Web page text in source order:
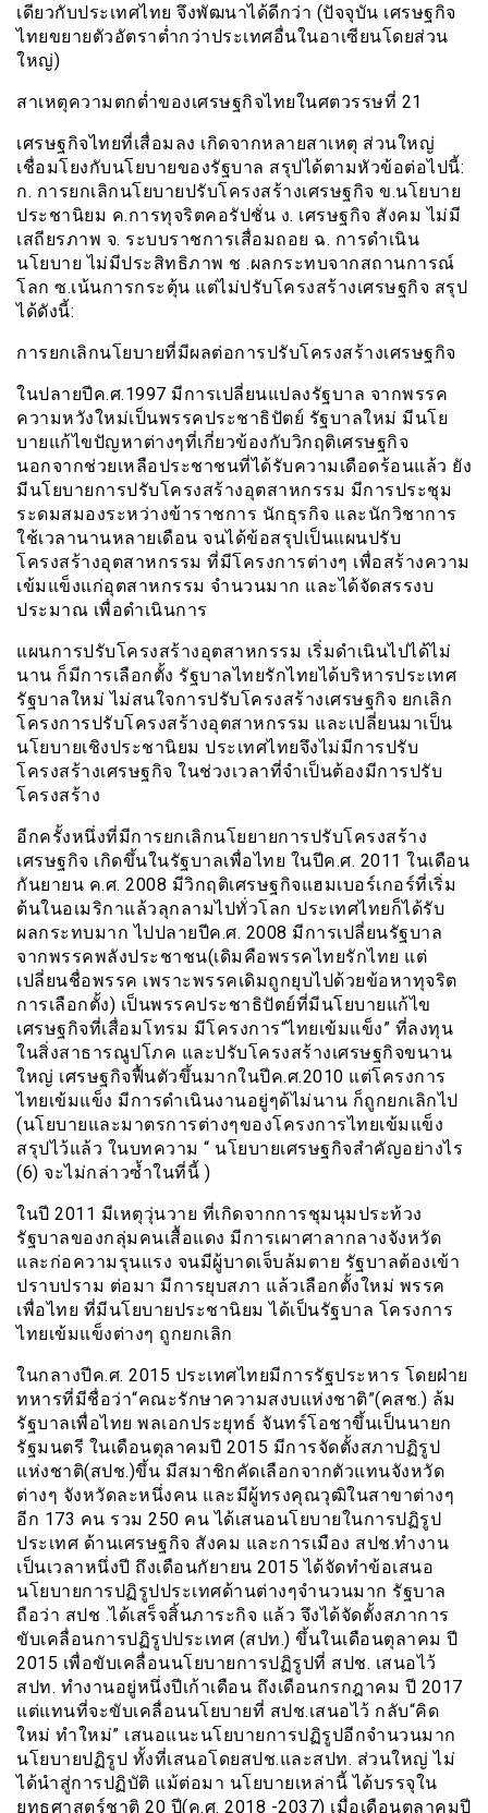
เดียวกับประเทศไทย จึงพัฒนาได้ดีกว่า (ปัจจุบัน เศรษฐกิจ
ไทยขยายตัวอัตราต่ำกว่าประเทศอื่นในอาเซียนโดยส่วน
ใหญ่)
สาเหตุความตกต่ำของเศรษฐกิจไทยในศตวรรษที่ 21
เศรษฐกิจไทยที่เสื่อมลง เกิดจากหลายสาเหตุ ส่วนใหญ่
เชื่อมโยงกับนโยบายของรัฐบาล สรุปได้ตามหัวข้อต่อไปนี้:
ก. การยกเลิกนโยบายปรับโครงสร้างเศรษฐกิจ ข.นโยบาย
ประชานิยม ค.การทุจริตคอรัปชั่น ง. เศรษฐกิจ สังคม ไม่มี
เสถียรภาพ จ. ระบบราชการเสื่อมถอย ฉ. การดำเนิน
นโยบาย ไม่มีประสิทธิภาพ ช .ผลกระทบจากสถานการณ์
โลก ซ.เน้นการกระตุ้น แต่ไม่ปรับโครงสร้างเศรษฐกิจ สรุป
ได้ดังนี้:
การยกเลิกนโยบายที่มีผลต่อการปรับโครงสร้างเศรษฐกิจ
ในปลายปีค.ศ.1997 มีการเปลี่ยนแปลงรัฐบาล จากพรรค
ความหวังใหม่เป็นพรรคประชาธิปัตย์ รัฐบาลใหม่ มีนโย
บายแก้ไขปัญหาต่างๆที่เกี่ยวข้องกับวิกฤติเศรษฐกิจ
นอกจากช่วยเหลือประชาชนที่ได้รับความเดือดร้อนแล้ว ยัง
มีนโยบายการปรับโครงสร้างอุตสาหกรรม มีการประชุม
ระดมสมองระหว่างข้าราชการ นักธุรกิจ และนักวิชาการ
ใช้เวลานานหลายเดือน จนได้ข้อสรุปเป็นแผนปรับ
โครงสร้างอุตสาหกรรม ที่มีโครงการต่างๆ เพื่อสร้างความ
เข้มแข็งแก่อุตสาหกรรม จำนวนมาก และได้จัดสรรงบ
ประมาณ เพื่อดำเนินการ
แผนการปรับโครงสร้างอุตสาหกรรม เริ่มดำเนินไปได้ไม่
นาน ก็มีการเลือกตั้ง รัฐบาลไทยรักไทยได้บริหารประเทศ
รัฐบาลใหม่ ไม่สนใจการปรับโครงสร้างเศรษฐกิจ ยกเลิก
โครงการปรับโครงสร้างอุตสาหกรรม และเปลี่ยนมาเป็น
นโยบายเชิงประชานิยม ประเทศไทยจึงไม่มีการปรับ
โครงสร้างเศรษฐกิจ ในช่วงเวลาที่จำเป็นต้องมีการปรับ
โครงสร้าง
อีกครั้งหนึ่งที่มีการยกเลิกนโยยายการปรับโครงสร้าง
เศรษฐกิจ เกิดขึ้นในรัฐบาลเพื่อไทย ในปีค.ศ. 2011 ในเดือน
กันยายน ค.ศ. 2008 มีวิกฤติเศรษฐกิจแฮมเบอร์เกอร์ที่เริ่ม
ต้นในอเมริกาแล้วลุกลามไปทั่วโลก ประเทศไทยก็ได้รับ
ผลกระทบมาก ไปปลายปีค.ศ. 2008 มีการเปลี่ยนรัฐบาล
จากพรรคพลังประชาชน(เดิมคือพรรคไทยรักไทย แต่
เปลี่ยนชื่อพรรค เพราะพรรคเดิมถูกยุบไปด้วยข้อหาทุจริต
การเลือกตั้ง) เป็นพรรคประชาธิปัตย์ที่มีนโยบายแก้ไข
เศรษฐกิจที่เสื่อมโทรม มีโครงการ“ไทยเข้มแข็ง” ที่ลงทุน
ในสิ่งสาธารณูปโภค และปรับโครงสร้างเศรษฐกิจขนาน
ใหญ่ เศรษฐกิจฟื้นตัวขึ้นมากในปีค.ศ.2010 แต่โครงการ
ไทยเข้มแข็ง มีการดำเนินงานอยู่ๆด้ไม่นาน ก็ถูกยกเลิกไป
(นโยบายและมาตรการต่างๆของโครงการไทยเข้มแข็ง
สรุปไว้แล้ว ในบทความ “ นโยบายเศรษฐกิจสำคัญอย่างไร
(6) จะไม่กล่าวซํ้าในที่นี้ )
ในปี 2011 มีเหตุวุ่นวาย ที่เกิดจากการชุมนุมประท้วง
รัฐบาลของกลุ่มคนเสื้อแดง มีการเผาศาลากลางจังหวัด
และก่อความรุนแรง จนมีผู้บาดเจ็บล้มตาย รัฐบาลต้องเข้า
ปราบปราม ต่อมา มีการยุบสภา แล้วเลือกตั้งใหม่ พรรค
เพื่อไทย ที่มีนโยบายประชานิยม ได้เป็นรัฐบาล โครงการ
ไทยเข้มแข็งต่างๆ ถูกยกเลิก
ในกลางปีค.ศ. 2015 ประเทศไทยมีการรัฐประหาร โดยฝ่าย
ทหารที่มีชื่อว่า“คณะรักษาความสงบแห่งชาติ”(คสช.) ล้ม
รัฐบาลเพื่อไทย พลเอกประยุทธ์ จันทร์โอชาขึ้นเป็นนายก
รัฐมนตรี ในเดือนตุลาคมปี 2015 มีการจัดตั้งสภาปฏิรูป
แห่งชาติ(สปช.)ขึ้น มีสมาชิกคัดเลือกจากตัวแทนจังหวัด
ต่างๆ จังหวัดละหนึ่งคน และมีผู้ทรงคุณวุฒิในสาขาต่างๆ
อีก 173 คน รวม 250 คน ได้เสนอนโยบายในการปฏิรูป
ประเทศ ด้านเศรษฐกิจ สังคม และการเมือง สปช.ทำงาน
เป็นเวลาหนึ่งปี ถึงเดือนกัยายน 2015 ได้จัดทำข้อเสนอ
นโยบายการปฏิรูปประเทศด้านต่างๆจำนวนมาก รัฐบาล
ถือว่า สปช .ได้เสร็จสิ้นภาระกิจ แล้ว จึงได้จัดตั้งสภาการ
ขับเคลื่อนการปฏิรูปประเทศ (สปท.) ขึ้นในเดือนตุลาคม ปี
2015 เพื่อขับเคลื่อนนโยบายการปฏิรูปที่ สปช. เสนอไว้
สปท. ทำงานอยู่หนึ่งปีเก้าเดือน ถึงเดือนกรกฎาคม ปี 2017
แต่แทนที่จะขับเคลื่อนนโยบายที่ สปช.เสนอไว้ กลับ“คิด
ใหม่ ทำใหม่” เสนอแนะนโยบายการปฏิรูปอีกจำนวนมาก
นโยบายปฏิรูป ทั้งที่เสนอโดยสปช.และสปท. ส่วนใหญ่ ไม่
ได้นำสู่การปฏิบัติ แม้ต่อมา นโยบายเหล่านี้ ได้บรรจุใน
ยุทธศาสตร์ชาติ 20 ปี(ค.ศ. 2018 -2037) เมื่อเดือนตุลาคมปี